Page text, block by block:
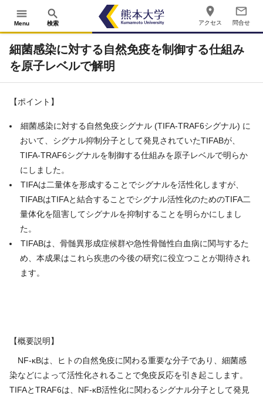
menu
Menu
search
検索
place
アクセス
mail_outline
問合せ
細菌感染に対する自然免疫を制御する仕組み
を原子レベルで解明
【ポイント】
細菌感染に対する自然免疫シグナル (TIFA-TRAF6シグナル) に
おいて、シグナル抑制分子として発見されていたTIFABが、
TIFA-TRAF6シグナルを制御する仕組みを原子レベルで明らか
にしました。
TIFAは二量体を形成することでシグナルを活性化しますが、
TIFABはTIFAと結合することでシグナル活性化のためのTIFA二
量体化を阻害してシグナルを抑制することを明らかにしまし
た。
TIFABは、骨髄異形成症候群や急性骨髄性白血病に関与するた
め、本成果はこれら疾患の今後の研究に役立つことが期待され
ます。
【概要説明】
NF-κBは、ヒトの自然免疫に関わる重要な分子であり、細菌感
染などによって活性化されることで免疫反応を引き起こします。
TIFAとTRAF6は、NF-κB活性化に関わるシグナル分子として発見